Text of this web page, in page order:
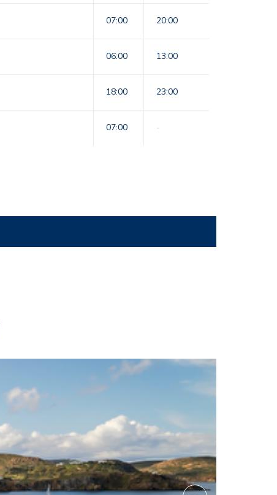
07:00 20:00
06:00 13:00
18:00 23:00
07:00 -